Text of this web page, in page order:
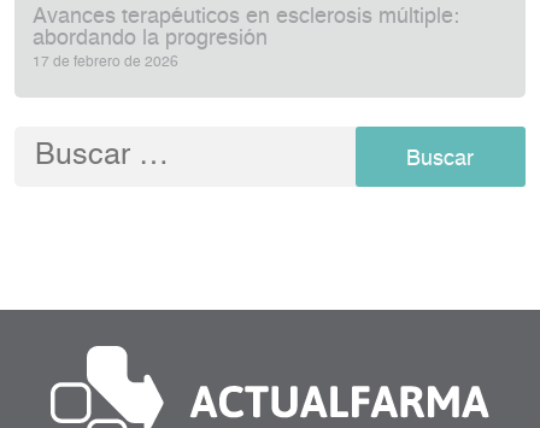
Avances terapéuticos en esclerosis múltiple:
abordando la progresión
17 de febrero de 2026
Buscar: